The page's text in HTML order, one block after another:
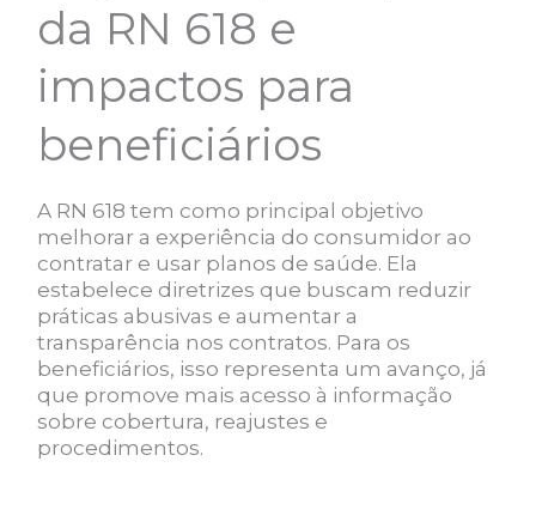
da RN 618 e
impactos para
beneficiários
A RN 618 tem como principal objetivo
melhorar a experiência do consumidor ao
contratar e usar planos de saúde. Ela
estabelece diretrizes que buscam reduzir
práticas abusivas e aumentar a
transparência nos contratos. Para os
beneficiários, isso representa um avanço, já
que promove mais acesso à informação
sobre cobertura, reajustes e
procedimentos.